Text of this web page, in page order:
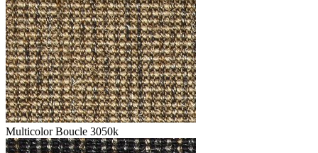
Multicolor Boucle 3050k